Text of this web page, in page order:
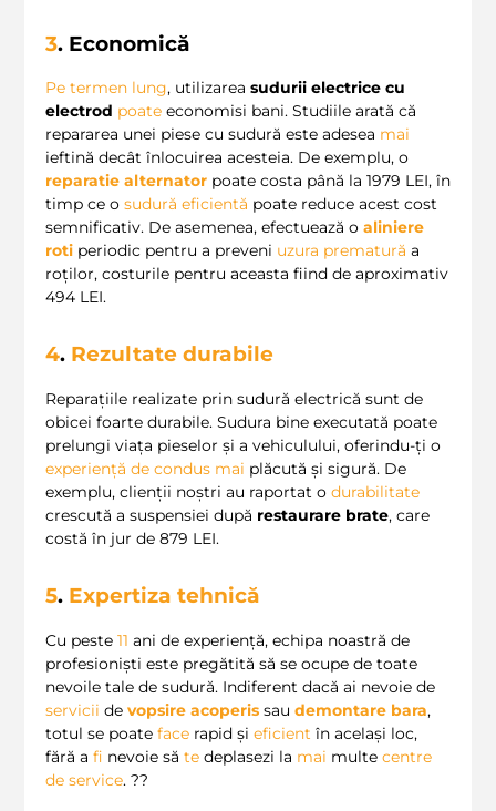
3. Economică
Pe termen lung, utilizarea sudurii electrice cu
electrod poate economisi bani. Studiile arată că
repararea unei piese cu sudură este adesea mai
ieftină decât înlocuirea acesteia. De exemplu, o
reparatie alternator poate costa până la 1979 LEI, în
timp ce o sudură eficientă poate reduce acest cost
semnificativ. De asemenea, efectuează o aliniere
roti periodic pentru a preveni uzura prematură a
roților, costurile pentru aceasta fiind de aproximativ
494 LEI.
4. Rezultate durabile
Reparațiile realizate prin sudură electrică sunt de
obicei foarte durabile. Sudura bine executată poate
prelungi viața pieselor și a vehiculului, oferindu-ți o
experiență de condus mai plăcută și sigură. De
exemplu, clienții noștri au raportat o durabilitate
crescută a suspensiei după restaurare brate, care
costă în jur de 879 LEI.
5. Expertiza tehnică
Cu peste 11 ani de experiență, echipa noastră de
profesioniști este pregătită să se ocupe de toate
nevoile tale de sudură. Indiferent dacă ai nevoie de
servicii de vopsire acoperis sau demontare bara,
totul se poate face rapid și eficient în același loc,
fără a fi nevoie să te deplasezi la mai multe centre
de service. ?️?